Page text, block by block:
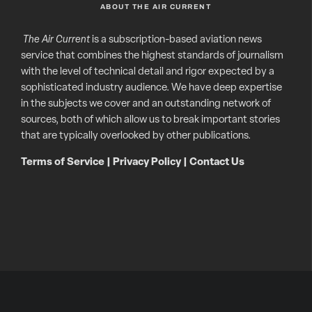
ABOUT THE AIR CURRENT
The Air Currentis a subscription-based aviation news
service that combines the highest standards of journalism
with the level of technical detail and rigor expected by a
sophisticated industry audience. We have deep expertise
in the subjects we cover and an outstanding network of
sources, both of which allow us to break important stories
that are typically overlooked by other publications.
Terms of Service Privacy Policy| Contact Us